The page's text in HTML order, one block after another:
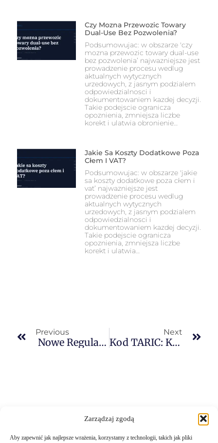
Zarządzaj zgodą
Aby zapewnić jak najlepsze wrażenia, korzystamy z technologii, takich jak pliki
Czy Mozna Przewozic Towary
Dual-Use Bez Pozwolenia?
Podsumowujac: w obszarze 'czy
mozna przewozic towary dual-use
bez pozwolenia’ najwazniejsze jest
prowadzenie procesu wedlug
aktualnych wytycznych
urzedowych, z jasnym podzialem
odpowiedzialnosci i
dokumentowaniem kazdej decyzji.
Takie podejscie ogranicza
opoznienia, zmniejsza liczbe
korekt i ulatwia obronienie…
Jakie Sa Koszty Dodatkowe Poza
Cłem I VAT?
Podsumowujac: w obszarze 'jakie
sa koszty dodatkowe poza cłem i
vat’ najwazniejsze jest
prowadzenie procesu wedlug
aktualnych wytycznych
urzedowych, z jasnym podzialem
odpowiedzialnosci i
dokumentowaniem kazdej decyzji.
Takie podejscie ogranicza
opoznienia, zmniejsza liczbe
korekt i ulatwia…
Previous
Nowe Regulacje VAT Dla Importowanych Dóbr W Wielkiej Brytanii
Next
Kod TARIC: Klucz Do Zrozumienia Klasyfikacji Taryfowej W Unii Europejskiej